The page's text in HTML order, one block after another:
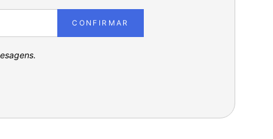
CONFIRMAR